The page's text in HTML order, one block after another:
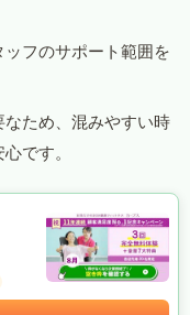
フのサポート範囲を
ため、混みやすい時
です。